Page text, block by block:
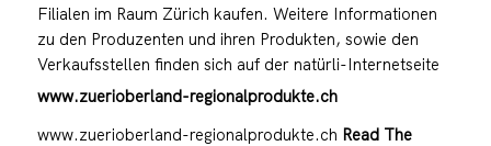
Filialen im Raum Zürich kaufen. Weitere Informationen
zu den Produzenten und ihren Produkten, sowie den
Verkaufsstellen finden sich auf der natürli-Internetseite
www.zuerioberland-regionalprodukte.ch
www.zuerioberland-regionalprodukte.ch Read The